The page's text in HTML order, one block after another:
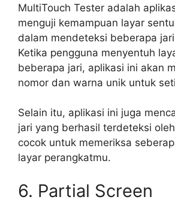
MultiTouch Tester adalah
menguji kemampuan layar
dalam mendeteksi beberapa
Ketika pengguna menyentuh
beberapa jari, aplikasi ini akan
nomor dan warna unik untuk
Selain itu, aplikasi ini juga
jari yang berhasil terdeteksi
cocok untuk memeriksa
layar perangkatmu.
6. Partial Screen